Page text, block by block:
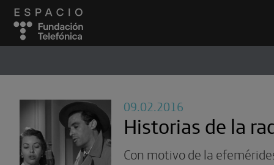
09.02.2016
Historias de la
Con motivo de la